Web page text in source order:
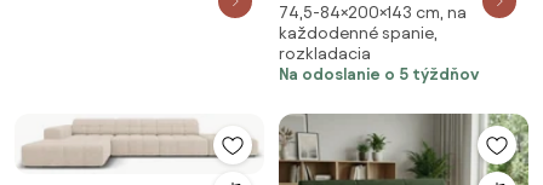
sedacia súprava do L VENORIA
SLIM 200x143 cm, béžová + 2
vankúšiky ZDARMA
74,5-84×200×143 cm, na
každodenné spanie,
rozkladacia
Na odoslanie o 5 týždňov